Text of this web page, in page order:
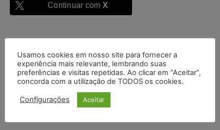
Continuar com X
Usamos cookies em nosso site para fornecer a
experiência mais relevante, lembrando suas
preferências e visitas repetidas. Ao clicar em “Aceitar”,
concorda com a utilização de TODOS os cookies.
Configurações Aceitar